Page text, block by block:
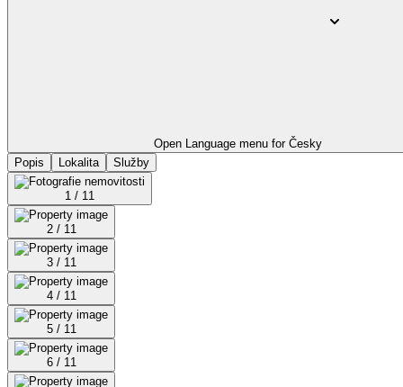
Open Language menu for Česky
Popis
Lokalita Služby
1 / 11
2 / 11
3 / 11
4 / 11
5 / 11
6 / 11